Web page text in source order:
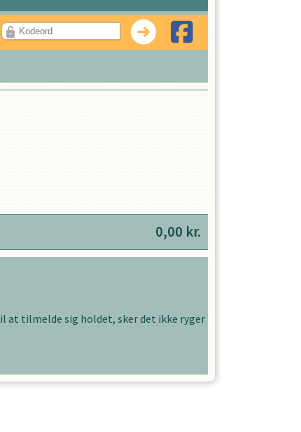
0,00 kr.
at tilmelde sig holdet, sker det ikke ryger